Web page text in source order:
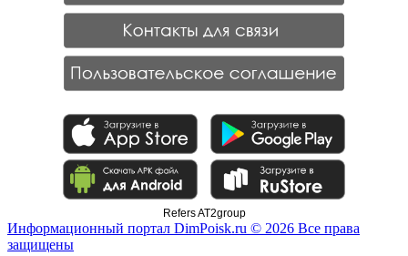
Refers AT2group
Информационный портал DimPoisk.ru © 2026 Все права
защищены